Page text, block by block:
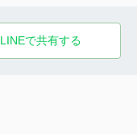
LINEで共有する